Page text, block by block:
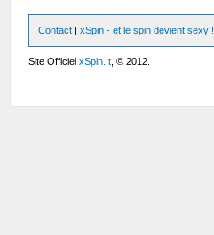
Contact |xSpin - et le spin devient sexy !
Site OfficielxSpin.It , © 2012.